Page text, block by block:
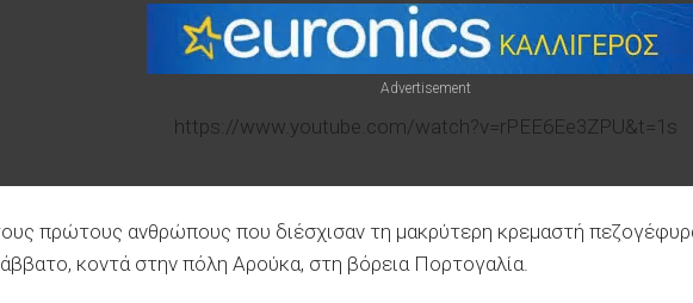
Advertisement
https://www.youtube.com/watch?v=rPEE6Ee3ZPU&t=1s
πρώτους ανθρώπους που διέσχισαν τη μακρύτερη κρεμαστή
κοντά στην πόλη Αρούκα, στη βόρεια Πορτογαλία.